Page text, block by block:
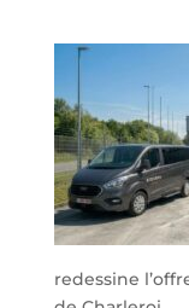
redessine